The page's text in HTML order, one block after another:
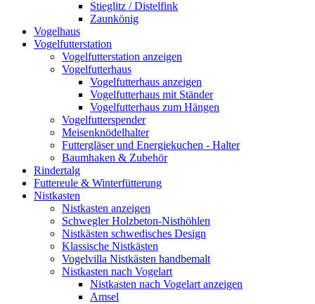
Stieglitz / Distelfink
Zaunkönig
Vogelhaus
Vogelfutterstation
Vogelfutterstation anzeigen
Vogelfutterhaus
Vogelfutterhaus anzeigen
Vogelfutterhaus mit Ständer
Vogelfutterhaus zum Hängen
Vogelfutterspender
Meisenknödelhalter
Futtergläser und Energiekuchen - Halter
Baumhaken & Zubehör
Rindertalg
Futtereule & Winterfütterung
Nistkasten
Nistkasten anzeigen
Schwegler Holzbeton-Nisthöhlen
Nistkästen schwedisches Design
Klassische Nistkästen
Vogelvilla Nistkästen handbemalt
Nistkasten nach Vogelart
Nistkasten nach Vogelart anzeigen
Amsel